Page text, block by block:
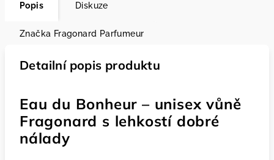
Popis Diskuze
Značka Fragonard Parfumeur
Detailní popis produktu
Eau du Bonheur – unisex vůně
Fragonard s lehkostí dobré
nálady